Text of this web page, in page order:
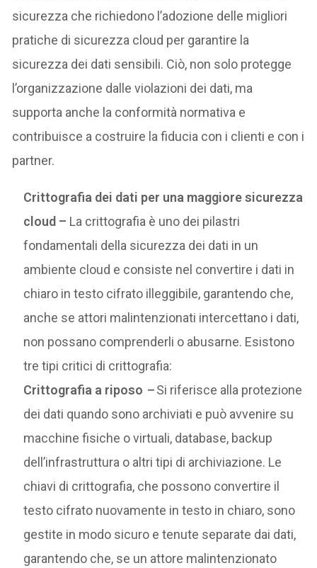
sicurezza che richiedono l’adozione delle migliori
pratiche di sicurezza cloud per garantire la
sicurezza dei dati sensibili. Ciò, non solo protegge
l’organizzazione dalle violazioni dei dati, ma
supporta anche la conformità normativa e
contribuisce a costruire la fiducia con i clienti e con i
partner.
Crittografia dei dati per una maggiore sicurezza
cloud – La crittografia è uno dei pilastri
fondamentali della sicurezza dei dati in un
ambiente cloud e consiste nel convertire i dati in
chiaro in testo cifrato illeggibile, garantendo che,
anche se attori malintenzionati intercettano i dati,
non possano comprenderli o abusarne. Esistono
tre tipi critici di crittografia:
Crittografia a riposo –Si riferisce alla protezione
dei dati quando sono archiviati e può avvenire su
macchine fisiche o virtuali, database, backup
dell’infrastruttura o altri tipi di archiviazione. Le
chiavi di crittografia, che possono convertire il
testo cifrato nuovamente in testo in chiaro, sono
gestite in modo sicuro e tenute separate dai dati,
garantendo che, se un attore malintenzionato